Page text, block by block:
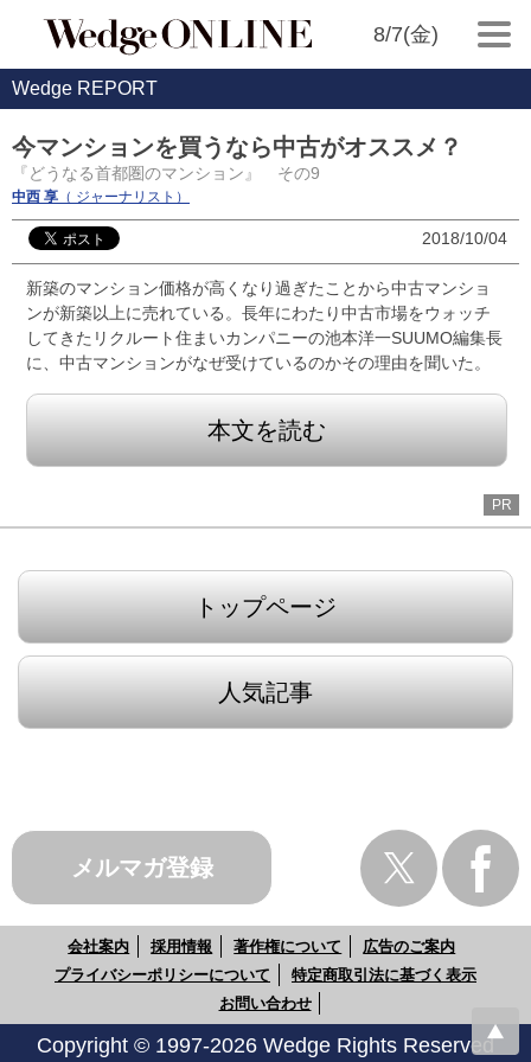
8/7(金)
Wedge REPORT
今マンションを買うなら中古がオススメ？
『どうなる首都圏のマンション』 その9
中西 享 （ ジャーナリスト）
2018/10/04
新築のマンション価格が高くなり過ぎたことから中古マンショ
ンが新築以上に売れている。長年にわたり中古市場をウォッチ
してきたリクルート住まいカンパニーの池本洋一SUUMO編集長
に、中古マンションがなぜ受けているのかその理由を聞いた。
本文を読む
PR
トップページ
人気記事
メルマガ登録
会社案内 採用情報 著作権について
広告のご案内
プライバシーポリシーについて
特定商取引法に基づく表示
お問い合わせ
Copyright © 1997-2026 Wedge Rights Reserved